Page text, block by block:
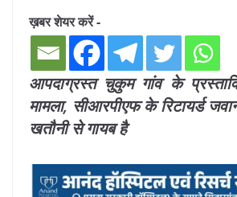
ख़बर शेयर करें -
आपदाग्रस्त चुकुम गांव के
मामला, सीआरपीएफ के रिटायर्ड
खतौनी से गायब है